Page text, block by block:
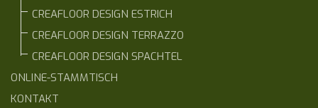
CREAFLOOR DESIGN ESTRICH
CREAFLOOR DESIGN TERRAZZO
CREAFLOOR DESIGN SPACHTEL
ONLINE-STAMMTISCH
KONTAKT